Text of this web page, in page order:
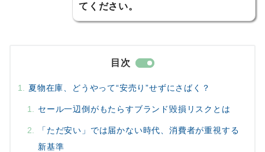
てください。
目次
夏物在庫、どうやって“安売り”せずにさばく？
セール一辺倒がもたらすブランド毀損リスクとは
「ただ安い」では届かない時代、消費者が重視する
新基準